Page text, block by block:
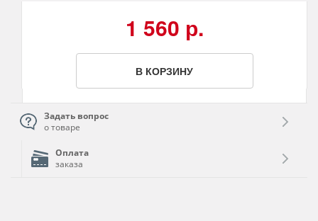
1 560 р.
В КОРЗИНУ
Задать вопрос
о товаре
Оплата
заказа